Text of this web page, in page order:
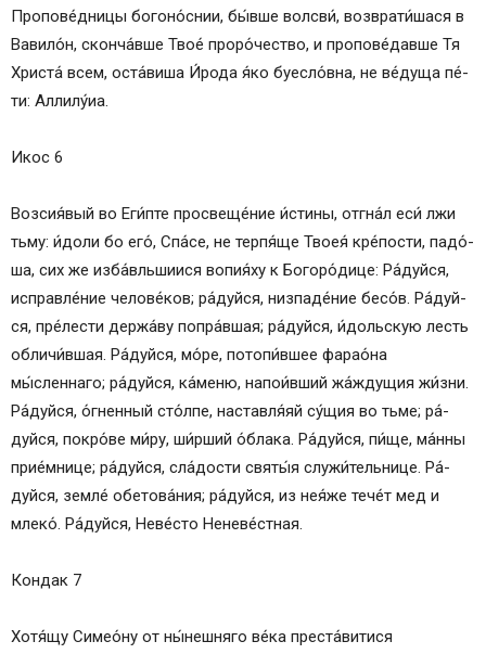
Пропове́дницы богоно́снии, бы́вше волсви́, возврати́шася в
Вавило́н, сконча́вше Твое́ проро́чество, и пропове́давше Тя
Хри­ста́ всем, оста́виша И́рода я́ко буесло́вна, не ве́дуща пе́­
ти: Алли­лу́иа.
Икос 6
Возсия́вый во Еги́пте про­све­ще́­ние и́с­ти­ны, отгна́л еси́ лжи
тьму: и́до­ли бо его́, Спа́­се, не тер­пя́­ще Твоея́ кре́­пос­ти, па­до́­
ша, сих же изба́вльшиися вопия́ху к Бо­го­ро́­ди­це: Ра́­дуй­ся,
ис­прав­ле́­ние че­ло­ве́­ков; ра́­дуй­ся, низпаде́ние бесо́в. Ра́­дуй­
ся, пре́­лес­ти держа́ву попра́вшая; ра́­дуй­ся, и́доль­скую лесть
обличи́вшая. Ра́­дуй­ся, мо́ре, потопи́вшее фарао́на
мы́сленнаго; ра́­дуй­ся, ка́­ме­ню, напои́вший жа́ждущия жи́з­ни.
Ра́­дуй­ся, о́гненный сто́л­пе, на­став­ля́яй су́щия во тьме; ра́­
дуй­ся, по­кро́­ве ми́­ру, ши́рший о́блака. Ра́­дуй­ся, пи́­ще, ма́нны
прие́мнице; ра́­дуй­ся, сла́дости свя­ты́я служи́тельнице. Ра́­
дуй­ся, земле́ обетова́ния; ра́­дуй­ся, из нея́же тече́т мед и
млеко́. Ра́­дуй­ся, Не­ве́с­то Не­не­ве́ст­ная.
Кондак 7
Хо­тя́­щу Симео́ну от ны́нешняго ве́­ка преста́витися